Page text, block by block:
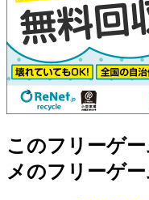
このフリーゲ
メのフリーゲ